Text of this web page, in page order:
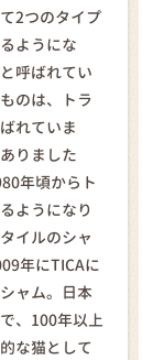
2つのタイプ
ようにな
呼ばれてい
のは、トラ
れていま
りました
年頃からト
ようになり
イルのシャ
年にTICAに
ャム。日本
、100年以上
な猫として